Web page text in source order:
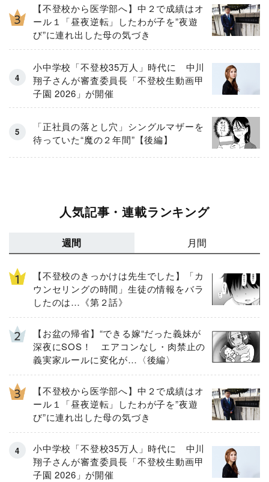
【不登校から医学部へ】中２で成績はオ
ール１「昼夜逆転」したわが子を”夜遊
び”に連れ出した母の気づき
小中学校「不登校35万人」時代に 中川
翔子さんが審査委員長「不登校生動画甲
子園 2026」が開催
「正社員の落とし穴」シングルマザーを
待っていた“魔の２年間”【後編】
人気記事・連載ランキング
週間 月間
【不登校のきっかけは先生でした】「カ
ウンセリングの時間」生徒の情報をバラ
したのは…《第２話》
【お盆の帰省】“できる嫁“だった義妹が
深夜にSOS！ エアコンなし・肉禁止の
義実家ルールに変化が…〈後編〉
【不登校から医学部へ】中２で成績はオ
ール１「昼夜逆転」したわが子を”夜遊
び”に連れ出した母の気づき
小中学校「不登校35万人」時代に 中川
翔子さんが審査委員長「不登校生動画甲
子園 2026」が開催